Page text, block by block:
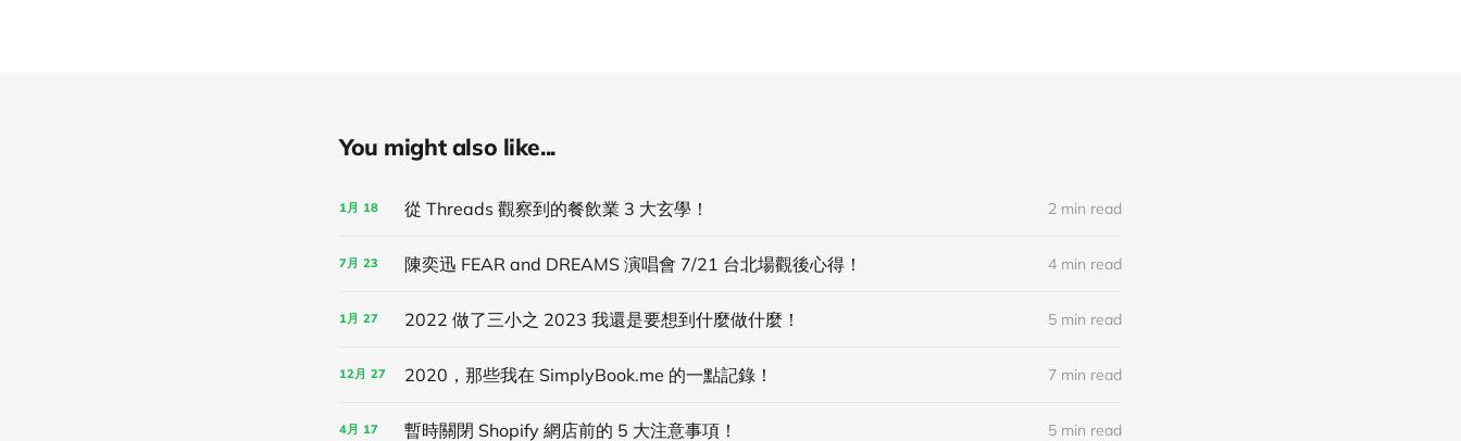
You might also like...
1月 18 從 Threads 觀察到的餐飲業 3 大玄學！ 2 min read
7月 23 陳奕迅 FEAR and DREAMS 演唱會 7/21 台北場觀後心得！ 4 min read
1月 27 2022 做了三小之 2023 我還是要想到什麼做什麼！ 5 min read
12月 27 2020，那些我在 SimplyBook.me 的一點記錄！ 7 min read
4月 17 暫時關閉 Shopify 網店前的 5 大注意事項！ 5 min read